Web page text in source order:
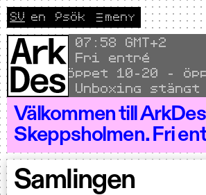
Hoppa till innehållet
Local time
07
58 GMT+2
Fri entré
Öppet 10–20 -
Unboxing stängt
Välkommen till
Skeppsholmen. Fri
meny
🔎sök
CURRENT LANGUAGE SVENSKA
SV Byt språk till English
en
Samlingen